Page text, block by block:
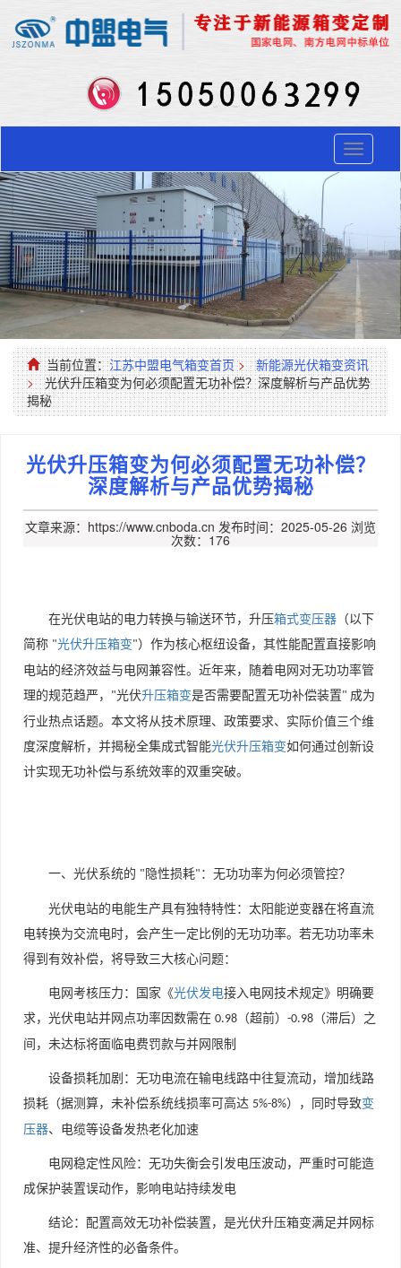
Toggle
当前位置：江苏中盟电气箱变首页 >
新能源光伏箱变资讯
> 光伏升压箱变为何必须配置无功补偿？深度解析与产品优势
揭秘
光伏升压箱变为何必须配置无功补偿？
深度解析与产品优势揭秘
文章来源：https://www.cnboda.cn 发布时间：2025-05-26 浏览
次数：176
在光伏电站的电力转换与输送环节，升压箱式变压器 （以下
简称 "光伏升压箱变"）作为核心枢纽设备，其性能配置直接影响
电站的经济效益与电网兼容性。近年来，随着电网对无功功率管
理的规范趋严， "光伏升压箱变是否需要配置无功补偿装置" 成为
行业热点话题。本文将从技术原理、政策要求、实际价值三个维
度深度解析，并揭秘全集成式智能光伏升压箱变如何通过创新设
计实现无功补偿与系统效率的双重突破。
一、光伏系统的 " 隐性损耗" ：无功功率为何必须管控？
光伏电站的电能生产具有独特特性：太阳能逆变器在将直流
电转换为交流电时，会产生一定比例的无功功率。若无功功率未
得到有效补偿，将导致三大核心问题：
电网考核压力：国家《光伏发电接入电网技术规定》明确要
求，光伏电站并网点功率因数需在 0.98 （超前） -0.98 （滞后）之
间，未达标将面临电费罚款与并网限制
设备损耗加剧：无功电流在输电线路中往复流动，增加线路
损耗（据测算，未补偿系统线损率可高达 5%-8%），同时导致变
压器、电缆等设备发热老化加速
电网稳定性风险：无功失衡会引发电压波动，严重时可能造
成保护装置误动作，影响电站持续发电
结论：配置高效无功补偿装置，是光伏升压箱变满足并网标
准、提升经济性的必备条件。